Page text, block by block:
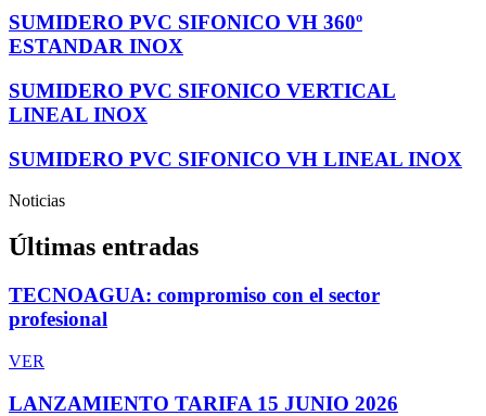
SUMIDERO PVC SIFONICO VH 360º
ESTANDAR INOX
SUMIDERO PVC SIFONICO VERTICAL
LINEAL INOX
SUMIDERO PVC SIFONICO VH LINEAL INOX
Noticias
Últimas entradas
TECNOAGUA: compromiso con el sector
profesional
VER
LANZAMIENTO TARIFA 15 JUNIO 2026